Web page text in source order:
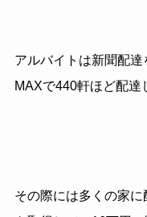
アルバイトは新聞配
MAXで440軒ほど配達
その際には多くの家